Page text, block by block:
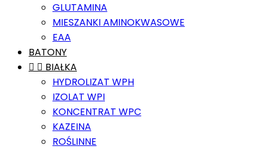
GLUTAMINA
MIESZANKI AMINOKWASOWE
EAA
BATONY
  BIAŁKA
HYDROLIZAT WPH
IZOLAT WPI
KONCENTRAT WPC
KAZEINA
ROŚLINNE